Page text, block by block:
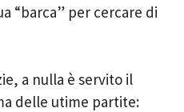
“barca” per cercare di
a nulla è servito il
delle utime partite: